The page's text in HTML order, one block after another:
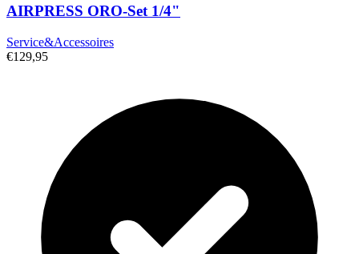
AIRPRESS ORO-Set 1/4"
Service&Accessoires
€129,95